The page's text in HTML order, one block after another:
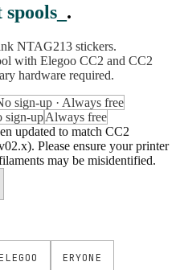
.
NTAG213 stickers.
with Elegoo CC2 and CC2
hardware required.
sign-up · Always free
sign-upAlways free
updated to match CC2
Please ensure your printer
may be misidentified.
ERYONE